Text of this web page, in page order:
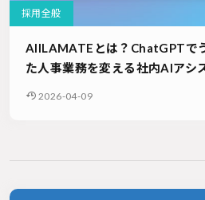
採用全般
AIILAMATEとは？ChatGPTで
た人事業務を変える社内AIアシ
2026-04-09